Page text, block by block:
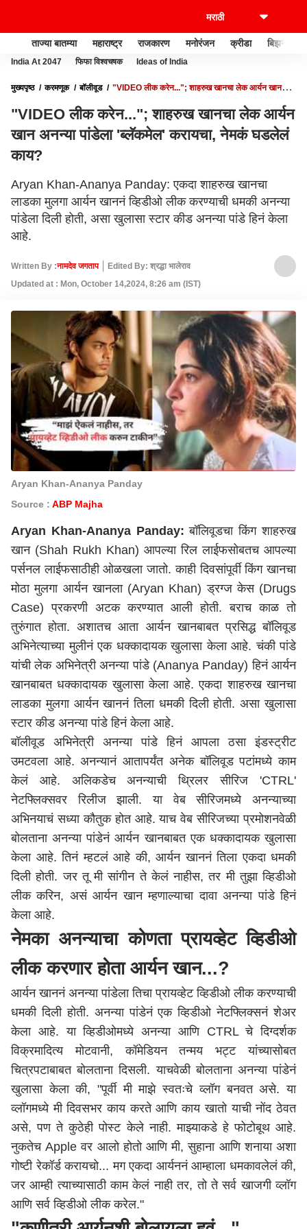
ताज्या बातम्या महाराष्ट्र राजकारण मनोरंजन क्रीडा बिझनेस
India At 2047 फिफा विश्वचषक Ideas of India
मुख्यपृष्ठ करमणूक बॉलीवूड
"VIDEO लीक करेन..."; शाहरुख खानचा लेक आर्यन खान
"VIDEO लीक करेन..."; शाहरुख खानचा लेक आर्यन
खान अनन्या पांडेला 'ब्लॅकमेल' करायचा, नेमकं घडलेलं
काय?
Aryan Khan-Ananya Panday: एकदा शाहरुख खानचा
लाडका मुलगा आर्यन खाननं व्हिडीओ लीक करण्याची धमकी अनन्या
पांडेला दिली होती, असा खुलासा स्टार कीड अनन्या पांडे हिनं केला
आहे.
Written By :नामदेव जगताप
Edited By: श्रद्धा भालेराव
Updated at : Mon, October 14,2024, 8:26 am (IST)
Aryan Khan-Ananya Panday
Source : ABP Majha
Aryan Khan-Ananya Panday: बॉलिवूडचा किंग शाहरुख
खान (Shah Rukh Khan) आपल्या रिल लाईफसोबतच आपल्या
पर्सनल लाईफसाठीही ओळखला जातो. काही दिवसांपूर्वी किंग खानचा
मोठा मुलगा आर्यन खानला (Aryan Khan) ड्रग्ज केस (Drugs
Case) प्रकरणी अटक करण्यात आली होती. बराच काळ तो
तुरुंगात होता. अशातच आता आर्यन खानबाबत प्रसिद्ध बॉलिवूड
अभिनेत्याच्या मुलीनं एक धक्कादायक खुलासा केला आहे. चंकी पांडे
यांची लेक अभिनेत्री अनन्या पांडे (Ananya Panday) हिनं आर्यन
खानबाबत धक्कादायक खुलासा केला आहे. एकदा शाहरुख खानचा
लाडका मुलगा आर्यन खाननं तिला धमकी दिली होती. असा खुलासा
स्टार कीड अनन्या पांडे हिनं केला आहे.
बॉलीवूड अभिनेत्री अनन्या पांडे हिनं आपला ठसा इंडस्ट्रीट
उमटवला आहे. अनन्यानं आतापर्यंत अनेक बॉलिवूड पटांमध्ये काम
केलं आहे. अलिकडेच अनन्याची थ्रिलर सीरिज 'CTRL'
नेटफ्लिक्सवर रिलीज झाली. या वेब सीरिजमध्ये अनन्याच्या
अभिनयाचं सध्या कौतुक होत आहे. याच वेब सीरिजच्या प्रमोशनवेळी
बोलताना अनन्या पांडेनं आर्यन खानबाबत एक धक्कादायक खुलासा
केला आहे. तिनं म्हटलं आहे की, आर्यन खाननं तिला एकदा धमकी
दिली होती. जर तू मी सांगीन ते केलं नाहीस, तर मी तुझा व्हिडीओ
लीक करिन, असं आर्यन खान म्हणाल्याचा दावा अनन्या पांडे हिनं
केला आहे.
नेमका अनन्याचा कोणता प्रायव्हेट व्हिडीओ
लीक करणार होता आर्यन खान...?
आर्यन खाननं अनन्या पांडेला तिचा प्रायव्हेट व्हिडीओ लीक करण्याची
धमकी दिली होती. अनन्या पांडेनं एक व्हिडीओ नेटफ्लिक्सनं शेअर
केला आहे. या व्हिडीओमध्ये अनन्या आणि CTRL चे दिग्दर्शक
विक्रमादित्य मोटवानी, कॉमेडियन तन्मय भट्ट यांच्यासोबत
चित्रपटाबाबत बोलताना दिसली. याचवेळी बोलताना अनन्या पांडेनं
खुलासा केला की, "पूर्वी मी माझे स्वतःचे व्लॉग बनवत असे. या
व्लॉगमध्ये मी दिवसभर काय करते आणि काय खातो याची नोंद ठेवत
असे, पण ते कुठेही पोस्ट केले नाही. माझ्याकडे हे फोटोबूथ आहे.
नुकतेच Apple वर आलो होतो आणि मी, सुहाना आणि शनाया अशा
गोष्टी रेकॉर्ड करायचो... मग एकदा आर्यननं आम्हाला धमकावलेलं की,
जर आम्ही त्याच्यासाठी काम केलं नाही तर, तो ते सर्व खाजगी व्लॉग
आणि सर्व व्हिडीओ लीक करेल."